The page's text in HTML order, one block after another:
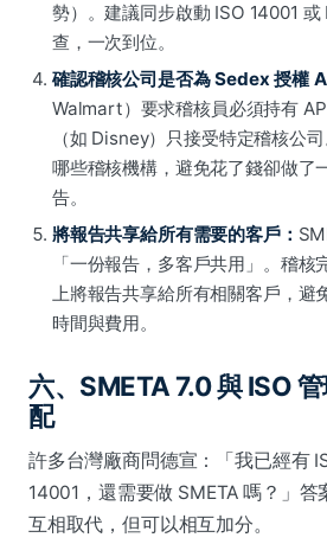
勢）。建議同步啟動 ISO 14001
查，一次到位。
確認稽核公司是否為 Sedex 授權
Walmart）要求稽核員必須持有
（如 Disney）只接受特定稽核公
哪些稽核機構，避免花了錢卻做了
告。
將報告共享給所有需要的客戶：
「一份報告，多客戶共用」。稽
上將報告共享給所有相關客戶，避
時間與費用。
六、SMETA 7.0 與 ISO
配
許多台灣廠商問德宣：「我已經有
14001，還需要做 SMETA 嗎？」
互相取代，但可以相互加分。